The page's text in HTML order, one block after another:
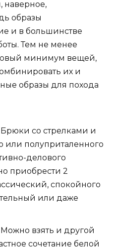
наверное,
образы
и в большинстве
Тем не менее
минимум вещей,
их и
образы для похода
Брюки со стрелками и
или полуприталенного
делового
приобрести 2
спокойного
или даже
Можно взять и другой
сочетание белой